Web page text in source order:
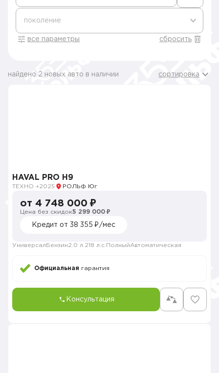
поколение
все параметры сбросить
найдено 2 новых авто в наличии сортировка
HAVAL PRO H9
ТЕХНО +2025 РОЛЬФ Юг
от 4 748 000 ₽
Цена без скидок5 299 000 ₽
Кредит от 38 355 ₽/мес
Универсал Бензин2.0 л. 218 л.с. ПолныйАвтоматическая
Официальная гарантия
Консультация